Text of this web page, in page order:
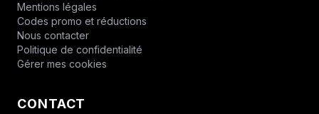
Mentions légales
Codes promo et réductions
Nous contacter
Politique de confidentialité
Gérer mes cookies
CONTACT